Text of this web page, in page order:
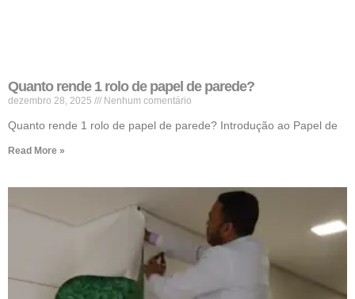
Quanto rende 1 rolo de papel de parede?
dezembro 28, 2025 Nenhum comentário
Quanto rende 1 rolo de papel de parede? Introdução ao Papel de
Read More »